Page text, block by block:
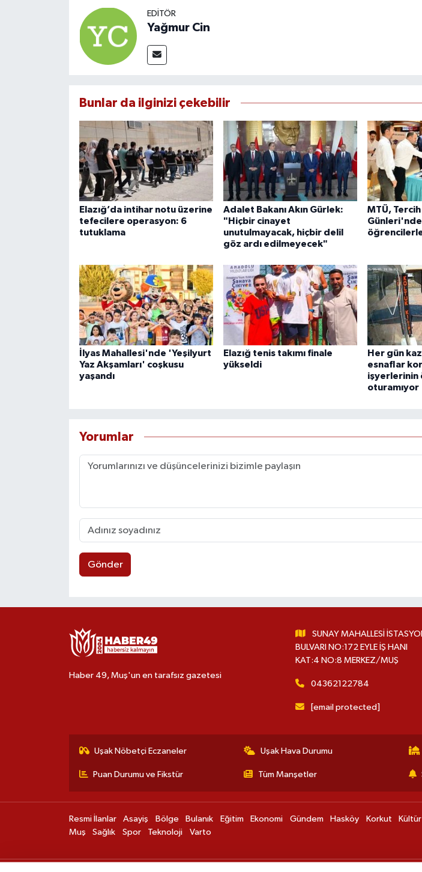
EDITÖR
Yağmur Cin
Bunlar da ilginizi çekebilir
Elazığ’da intihar notu üzerine
tefecilere operasyon: 6
tutuklama
Adalet Bakanı Akın Gürlek:
"Hiçbir cinayet
unutulmayacak, hiçbir delil
göz ardı edilmeyecek"
MTÜ, Tercih
İlyas Mahallesi'nde 'Yeşilyurt
Yaz Akşamları' coşkusu
yaşandı
Elazığ tenis takımı finale
yükseldi
Her gün
esnaflar
işyerlerinin
oturamıyor
Yorumlar
Gönder
Haber 49, Muş'un en tarafsız gazetesi
SUNAY MAHALLESİ
BULVARI NO:172 EYLE İŞ HANI
KAT:4 NO:8 MERKEZ/MUŞ
04362122784
[email protected]
Uşak Nöbetçi Eczaneler Uşak Hava Durumu
Puan Durumu ve Fikstür Tüm Manşetler
Resmi İlanlar Asayiş Bölge Bulanık Eğitim Ekonomi Gündem Hasköy Korkut
Muş
Sağlık Spor Teknoloji Varto